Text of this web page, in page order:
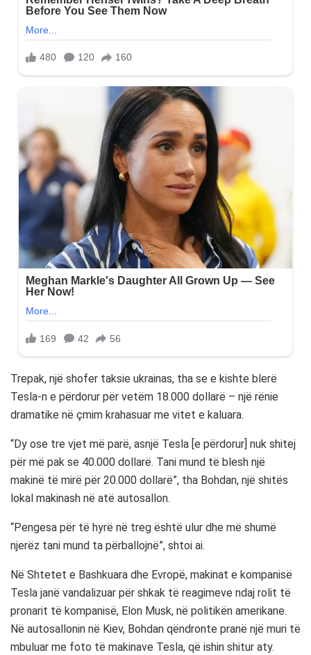
Trepak, një shofer taksie ukrainas, tha se e kishte blerë
Tesla-n e përdorur për vetëm 18.000 dollarë – një rënie
dramatike në çmim krahasuar me vitet e kaluara.
“Dy ose tre vjet më parë, asnjë Tesla [e përdorur] nuk shitej
për më pak se 40.000 dollarë. Tani mund të blesh një
makinë të mirë për 20.000 dollarë”, tha Bohdan, një shitës
lokal makinash në atë autosallon.
“Pengesa për të hyrë në treg është ulur dhe më shumë
njerëz tani mund ta përballojnë”, shtoi ai.
Në Shtetet e Bashkuara dhe Evropë, makinat e kompanisë
Tesla janë vandalizuar për shkak të reagimeve ndaj rolit të
pronarit të kompanisë, Elon Musk, në politikën amerikane.
Në autosallonin në Kiev, Bohdan qëndronte pranë një muri të
mbuluar me foto të makinave Tesla, që ishin shitur aty.